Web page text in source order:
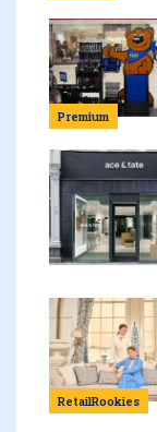
Premium
RetailRookies